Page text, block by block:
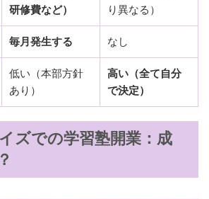
研修費など）
り異なる）
毎月発生する なし
低い（本部方針
あり）
高い（全て自分
で決定）
ズでの学習塾開業：成